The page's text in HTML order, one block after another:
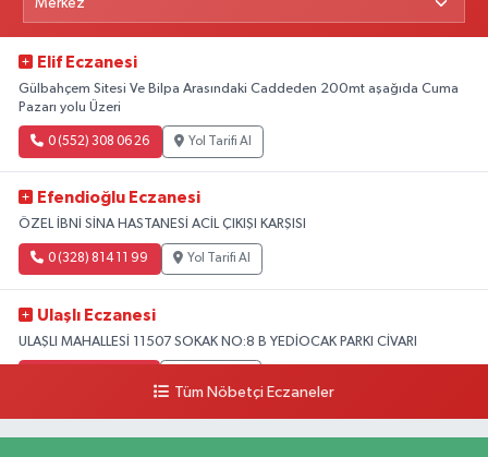
Elif Eczanesi
Gülbahçem Sitesi Ve Bilpa Arasındaki Caddeden 200mt aşağıda Cuma
Pazarı yolu Üzeri
0 (552) 308 06 26 Yol Tarifi Al
Efendioğlu Eczanesi
ÖZEL İBNİ SİNA HASTANESİ ACİL ÇIKIŞI KARŞISI
0 (328) 814 11 99 Yol Tarifi Al
Ulaşlı Eczanesi
ULAŞLI MAHALLESİ 11507 SOKAK NO:8 B YEDİOCAK PARKI CİVARI
Tüm Nöbetçi Eczaneler